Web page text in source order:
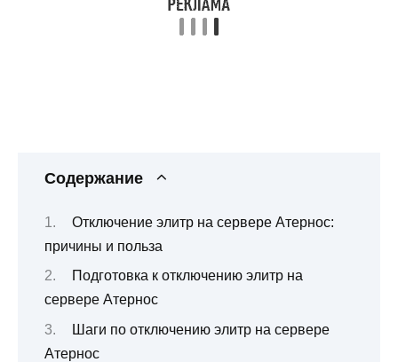
Содержание
Отключение элитр на сервере Атернос:
причины и польза
Подготовка к отключению элитр на
сервере Атернос
Шаги по отключению элитр на сервере
Атернос